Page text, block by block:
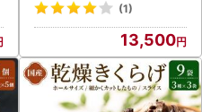
(1)
13,500